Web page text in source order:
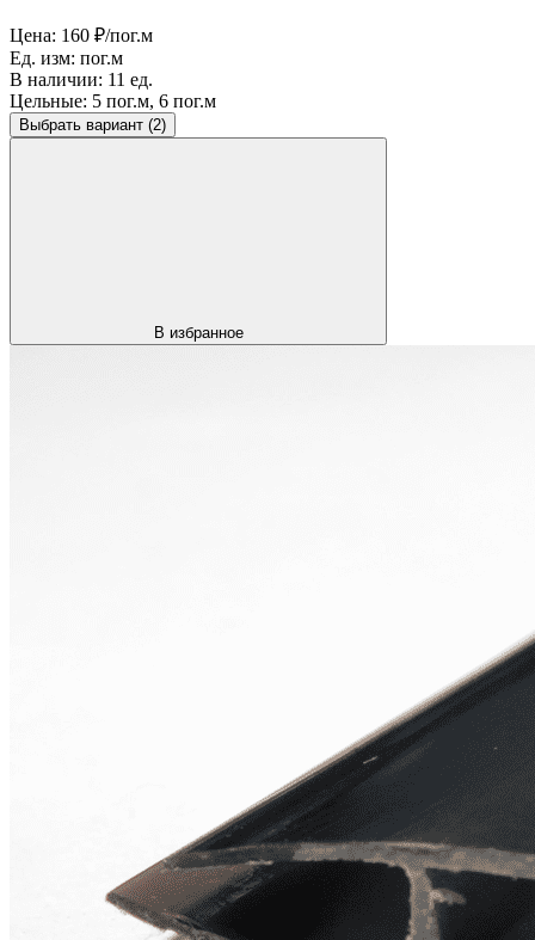
Цена: 160 ₽/пог.м
Ед. изм: пог.м
В наличии: 11 ед.
Цельные: 5 пог.м, 6 пог.м
Выбрать вариант (2)
В избранное